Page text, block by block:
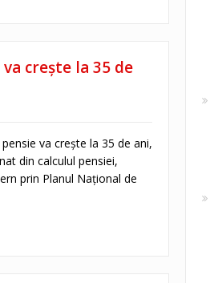
creşte la 35 de
va creşte la 35 de ani,
din calculul pensiei,
prin Planul Naţional de